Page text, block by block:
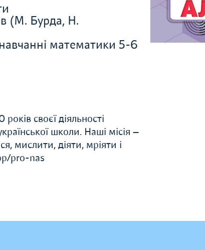
(М. Бурда, Н.
математики 5-6
своєї діяльності
школи. Наші місія —
мислити, діяти, мріяти і
pro-nas